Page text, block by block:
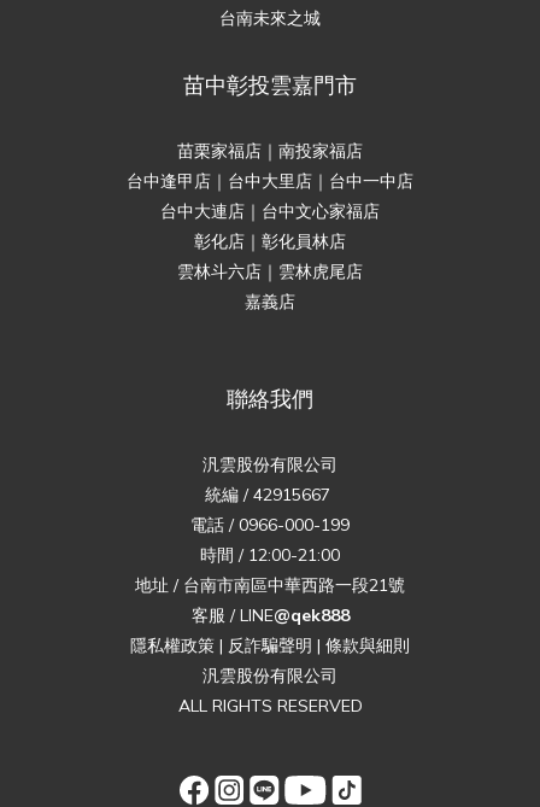
台南未來之城
苗中彰投雲嘉門市
苗栗家福店｜南投家福店
台中逢甲店｜台中大里店｜台中一中店
台中大連店｜台中文心家福店
彰化店｜彰化員林店
雲林斗六店｜雲林虎尾店
嘉義店
聯絡我們
汎雲股份有限公司
統編 / 42915667
電話 / 0966-000-199
時間 / 12:00-21:00
地址 / 台南市南區中華西路一段21號
客服 / LINE@qek888
隱私權政策 | 反詐騙聲明 | 條款與細則
汎雲股份有限公司
ALL RIGHTS RESERVED